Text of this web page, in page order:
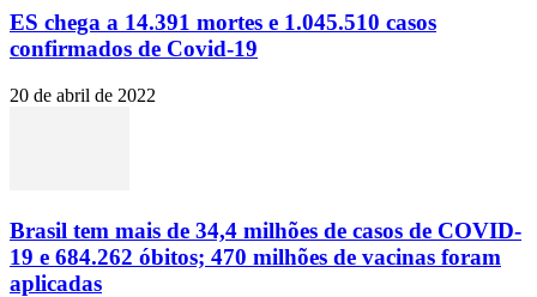
ES chega a 14.391 mortes e 1.045.510 casos
confirmados de Covid-19
20 de abril de 2022
Brasil tem mais de 34,4 milhões de casos de COVID-
19 e 684.262 óbitos; 470 milhões de vacinas foram
aplicadas